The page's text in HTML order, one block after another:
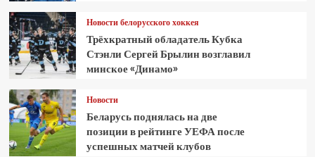
Новости белорусского хоккея
Трёхкратный обладатель Кубка
Стэнли Сергей Брылин возглавил
минское «Динамо»
Новости
Беларусь поднялась на две
позиции в рейтинге УЕФА после
успешных матчей клубов